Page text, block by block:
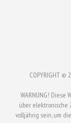
COPYRIGHT ©
WARNUNG!
über elektronische
volljährig sein, um